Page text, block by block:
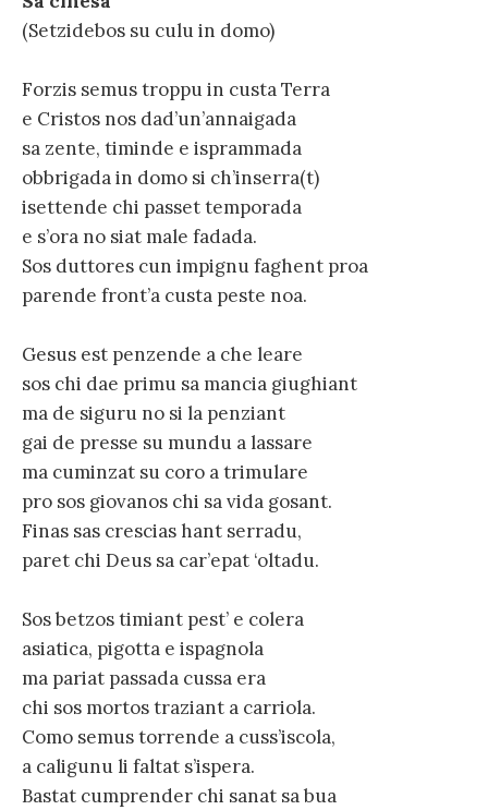
(Setzidebos su culu in domo)
Forzis semus troppu in custa Terra
e Cristos nos dad’un’annaigada
sa zente, timinde e isprammada
obbrigada in domo si ch’inserra(t)
isettende chi passet temporada
e s’ora no siat male fadada.
Sos duttores cun impignu faghent proa
parende front’a custa peste noa.
Gesus est penzende a che leare
sos chi dae primu sa mancia giughiant
ma de siguru no si la penziant
gai de presse su mundu a lassare
ma cuminzat su coro a trimulare
pro sos giovanos chi sa vida gosant.
Finas sas crescias hant serradu,
paret chi Deus sa car’epat ‘oltadu.
Sos betzos timiant pest’ e colera
asiatica, pigotta e ispagnola
ma pariat passada cussa era
chi sos mortos traziant a carriola.
Como semus torrende a cuss’iscola,
a caligunu li faltat s’ispera.
Bastat cumprender chi sanat sa bua